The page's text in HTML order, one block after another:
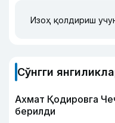
Изоҳ қолдириш
Сўнгги
Ахмат Қодировга
берилди